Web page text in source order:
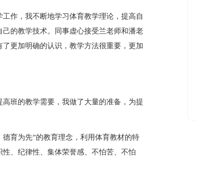
作，我不断地学习体育教学理论，提高自
的教学技术。同事虚心接受兰老师和潘老
更加明确的认识，教学方法很重要，更加
班的教学需要，我做了大量的准备，为提
育为先”的教育理念，利用体育教材的特
、纪律性、集体荣誉感、不怕苦、不怕